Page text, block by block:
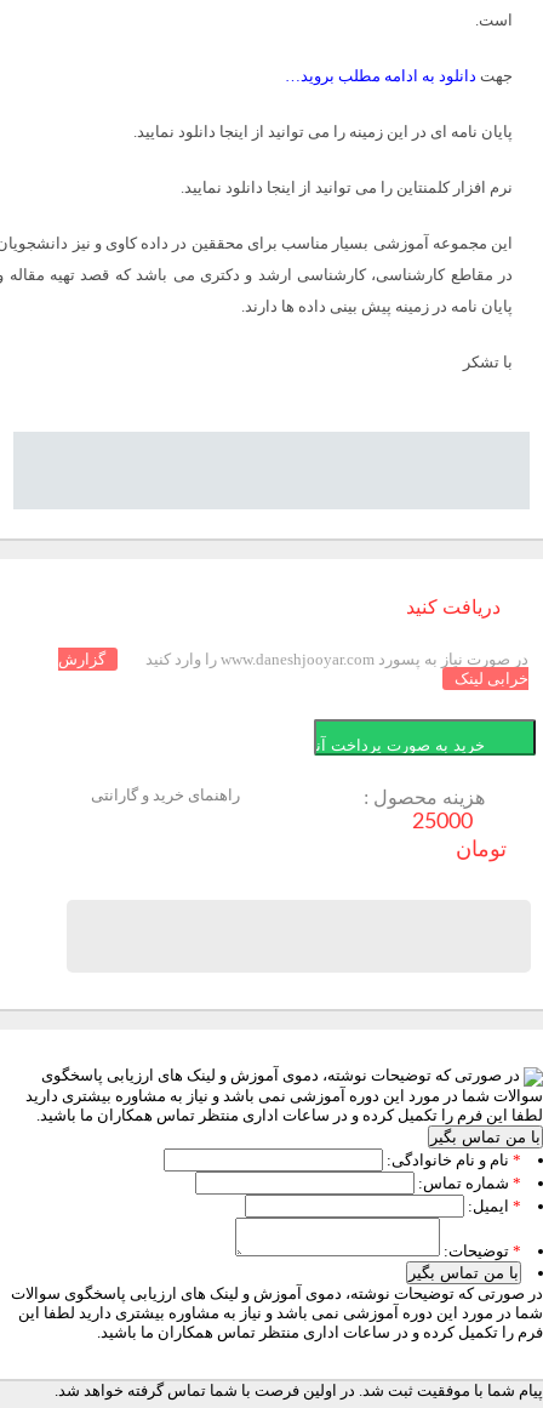
است.
جهتدانلود به ادامه مطلب بروید…
پایان نامه ای در این زمینه را می توانید از اینجا دانلود نمایید.
نرم افزار کلمنتاین را می توانید از اینجا دانلود نمایید.
این مجموعه آموزشی بسیار مناسب برای محققین در داده کاوی و نیز دانشجویان
در مقاطع کارشناسی، کارشناسی ارشد و دکتری می باشد که قصد تهیه مقاله و
پایان نامه در زمینه پیش بینی داده ها دارند.
با تشکر
دریافت کنید
در صورت نیاز به پسورد www.daneshjooyar.com را وارد کنید
گزارش
خرابی لینک
هزینه محصول :
25000
تومان
راهنمای خرید و گارانتی
در صورتی که توضیحات نوشته، دموی آموزش و لینک های ارزیابی پاسخگوی
شما در مورد این دوره آموزشی نمی باشد و نیاز به مشاوره بیشتری دارید
این فرم را تکمیل کرده و در ساعات اداری منتظر تماس همکاران ما باشید.
با من تماس بگیر
* نام و نام خانوادگی:
* شماره تماس:
* ایمیل:
* توضیحات:
با من تماس بگیر
صورتی که توضیحات نوشته، دموی آموزش و لینک های ارزیابی پاسخگوی سوالات
در مورد این دوره آموزشی نمی باشد و نیاز به مشاوره بیشتری دارید لطفا این
را تکمیل کرده و در ساعات اداری منتظر تماس همکاران ما باشید.
شما با موفقیت ثبت شد. در اولین فرصت با شما تماس گرفته خواهد شد.